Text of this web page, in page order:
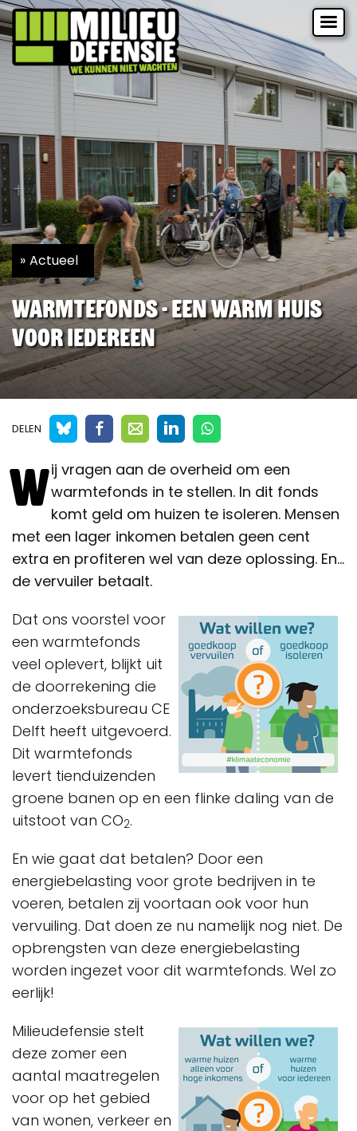
Actueel
Warmtefonds - Een warm huis
voor iedereen
DELEN
Wij vragen aan de overheid om een
warmtefonds in te stellen. In dit fonds
komt geld om huizen te isoleren. Mensen
met een lager inkomen betalen geen cent
extra en profiteren wel van deze oplossing. En...
de vervuiler betaalt.
Dat ons voorstel voor
een warmtefonds
veel oplevert, blijkt uit
de doorrekening die
onderzoeksbureau CE
Delft heeft uitgevoerd.
Dit warmtefonds
levert tienduizenden
groene banen op en een flinke daling van de
uitstoot van CO2.
En wie gaat dat betalen? Door een
energiebelasting voor grote bedrijven in te
voeren, betalen zij voortaan ook voor hun
vervuiling. Dat doen ze nu namelijk nog niet. De
opbrengsten van deze energiebelasting
worden ingezet voor dit warmtefonds. Wel zo
eerlijk!
Milieudefensie stelt
deze zomer een
aantal maatregelen
voor op het gebied
van wonen, verkeer en